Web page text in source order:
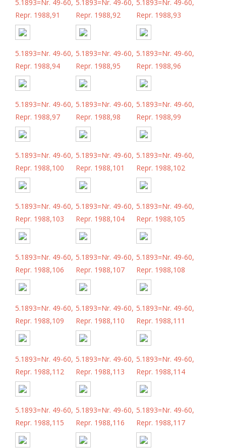
5.1893=Nr. 49-60,
Repr. 1988,91
5.1893=Nr. 49-60,
Repr. 1988,92
5.1893=Nr. 49-60,
Repr. 1988,93
5.1893=Nr. 49-60,
Repr. 1988,94
5.1893=Nr. 49-60,
Repr. 1988,95
5.1893=Nr. 49-60,
Repr. 1988,96
5.1893=Nr. 49-60,
Repr. 1988,97
5.1893=Nr. 49-60,
Repr. 1988,98
5.1893=Nr. 49-60,
Repr. 1988,99
5.1893=Nr. 49-60,
Repr. 1988,100
5.1893=Nr. 49-60,
Repr. 1988,101
5.1893=Nr. 49-60,
Repr. 1988,102
5.1893=Nr. 49-60,
Repr. 1988,103
5.1893=Nr. 49-60,
Repr. 1988,104
5.1893=Nr. 49-60,
Repr. 1988,105
5.1893=Nr. 49-60,
Repr. 1988,106
5.1893=Nr. 49-60,
Repr. 1988,107
5.1893=Nr. 49-60,
Repr. 1988,108
5.1893=Nr. 49-60,
Repr. 1988,109
5.1893=Nr. 49-60,
Repr. 1988,110
5.1893=Nr. 49-60,
Repr. 1988,111
5.1893=Nr. 49-60,
Repr. 1988,112
5.1893=Nr. 49-60,
Repr. 1988,113
5.1893=Nr. 49-60,
Repr. 1988,114
5.1893=Nr. 49-60,
Repr. 1988,115
5.1893=Nr. 49-60,
Repr. 1988,116
5.1893=Nr. 49-60,
Repr. 1988,117